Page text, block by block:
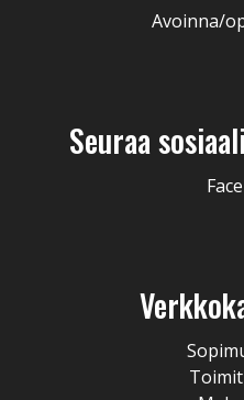
Avoinna/
Seuraa